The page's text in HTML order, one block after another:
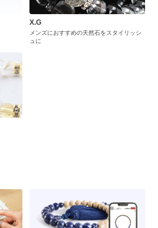
X.G
メンズにおすすめの天然石をスタイリッシ
ュに